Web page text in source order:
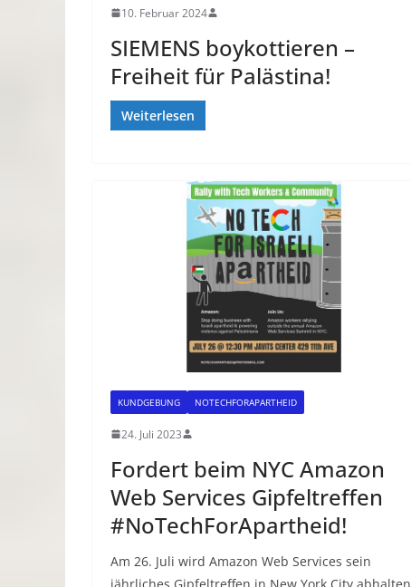
10. Februar 2024
SIEMENS boykottieren –
Freiheit für Palästina!
Weiterlesen
KUNDGEBUNG NOTECHFORAPARTHEID
24. Juli 2023
Fordert beim NYC Amazon
Web Services Gipfeltreffen
#NoTechForApartheid!
Am 26. Juli wird Amazon Web Services sein
jährliches Gipfeltreffen in New York City abhalten